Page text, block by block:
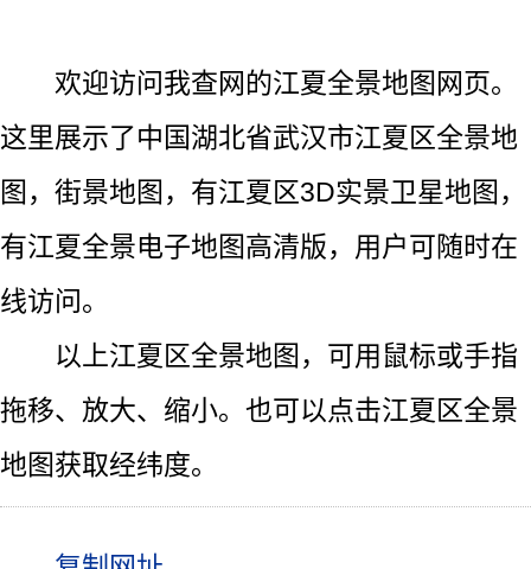
欢迎访问我查网的江夏全景地图网页。
这里展示了中国湖北省武汉市江夏区全景地
图，街景地图，有江夏区3D实景卫星地图，
有江夏全景电子地图高清版，用户可随时在
线访问。
以上江夏区全景地图，可用鼠标或手指
拖移、放大、缩小。也可以点击江夏区全景
地图获取经纬度。